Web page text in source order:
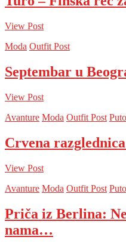
View Post
Moda Outfit Post
Septembar u
View Post
Avanture Moda Outfit Post
Crvena
View Post
Avanture Moda Outfit Post
Priča iz Berlina:
nama…